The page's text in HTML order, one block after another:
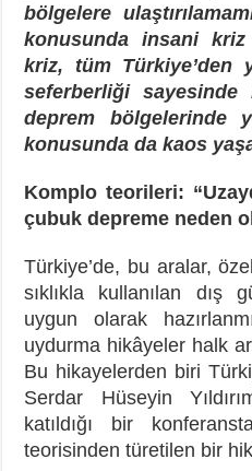
bölgelere
konusunda insani kriz
kriz, tüm Türkiye’den
seferberliği sayesinde
deprem bölgelerinde
konusunda da kaos
Komplo teorileri:
çubuk depreme neden
Türkiye’de, bu aralar,
sıklıkla kullanılan dış
uygun olarak
uydurma hikâyeler halk
Bu hikayelerden biri
Serdar Hüseyin
katıldığı bir
teorisinden türetilen bir